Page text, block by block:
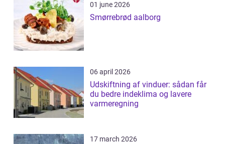
01 june 2026
Smørrebrød aalborg
06 april 2026
Udskiftning af vinduer: sådan får
du bedre indeklima og lavere
varmeregning
17 march 2026